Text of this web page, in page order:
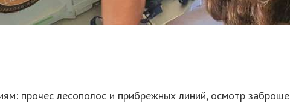
прочес лесополос и прибрежных линий, осмотр